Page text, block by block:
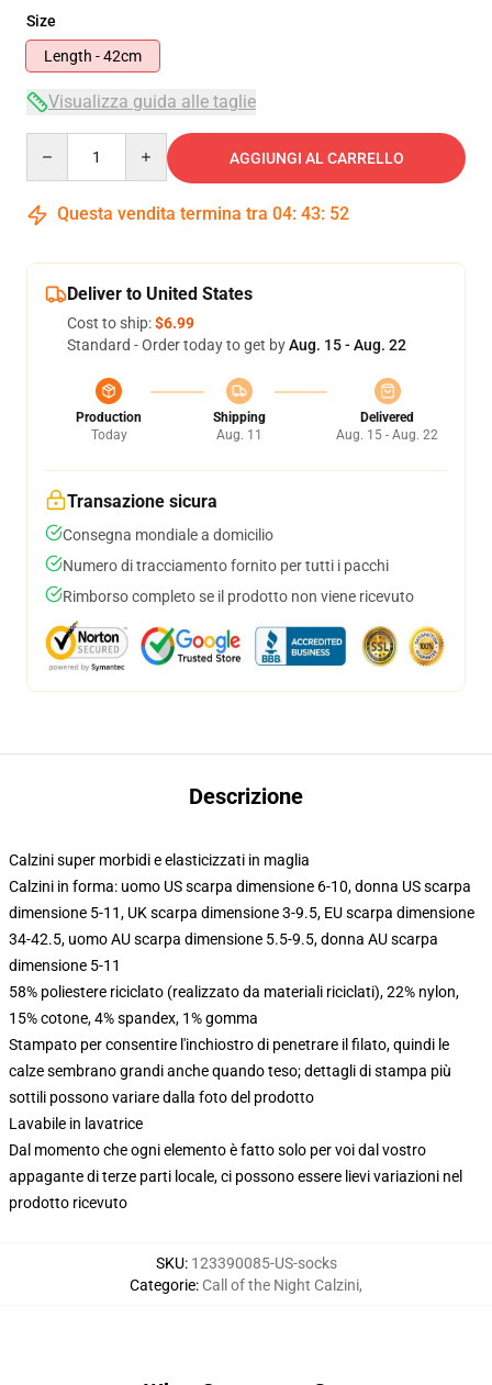
Size
Length - 42cm
Visualizza guida alle taglie
AGGIUNGI AL CARRELLO
Questa vendita termina tra 04: 43: 51
Deliver to United States
Cost to ship:$6.99
Standard - Order today to get byAug. 15 - Aug. 22
Production
Today
Shipping
Aug. 11
Delivered
Aug. 15 - Aug. 22
Transazione sicura
Consegna mondiale a domicilio
Numero di tracciamento fornito per tutti i pacchi
Rimborso completo se il prodotto non viene ricevuto
Descrizione
Calzini super morbidi e elasticizzati in maglia
Calzini in forma: uomo US scarpa dimensione 6-10, donna US scarpa
dimensione 5-11, UK scarpa dimensione 3-9.5, EU scarpa dimensione
34-42.5, uomo AU scarpa dimensione 5.5-9.5, donna AU scarpa
dimensione 5-11
58% poliestere riciclato (realizzato da materiali riciclati), 22% nylon,
15% cotone, 4% spandex, 1% gomma
Stampato per consentire l'inchiostro di penetrare il filato, quindi le
calze sembrano grandi anche quando teso; dettagli di stampa più
sottili possono variare dalla foto del prodotto
Lavabile in lavatrice
Dal momento che ogni elemento è fatto solo per voi dal vostro
appagante di terze parti locale, ci possono essere lievi variazioni nel
prodotto ricevuto
SKU: 123390085-US-socks
Categorie: Call of the Night Calzini,